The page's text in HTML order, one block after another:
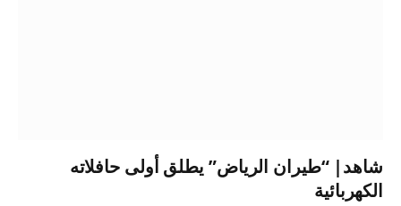
شاهد| “طيران الرياض” يطلق أولى حافلاته
الكهربائية